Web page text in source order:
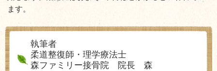
ます。
執筆者
柔道整復師・理学療法士
森ファミリー接骨院 院長 森